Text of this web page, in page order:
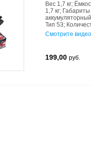
Вес 1,7 кг;
1,7 кг; Габариты
аккумуляторный
Тип 53;
Смотрите видео
199,00 руб.